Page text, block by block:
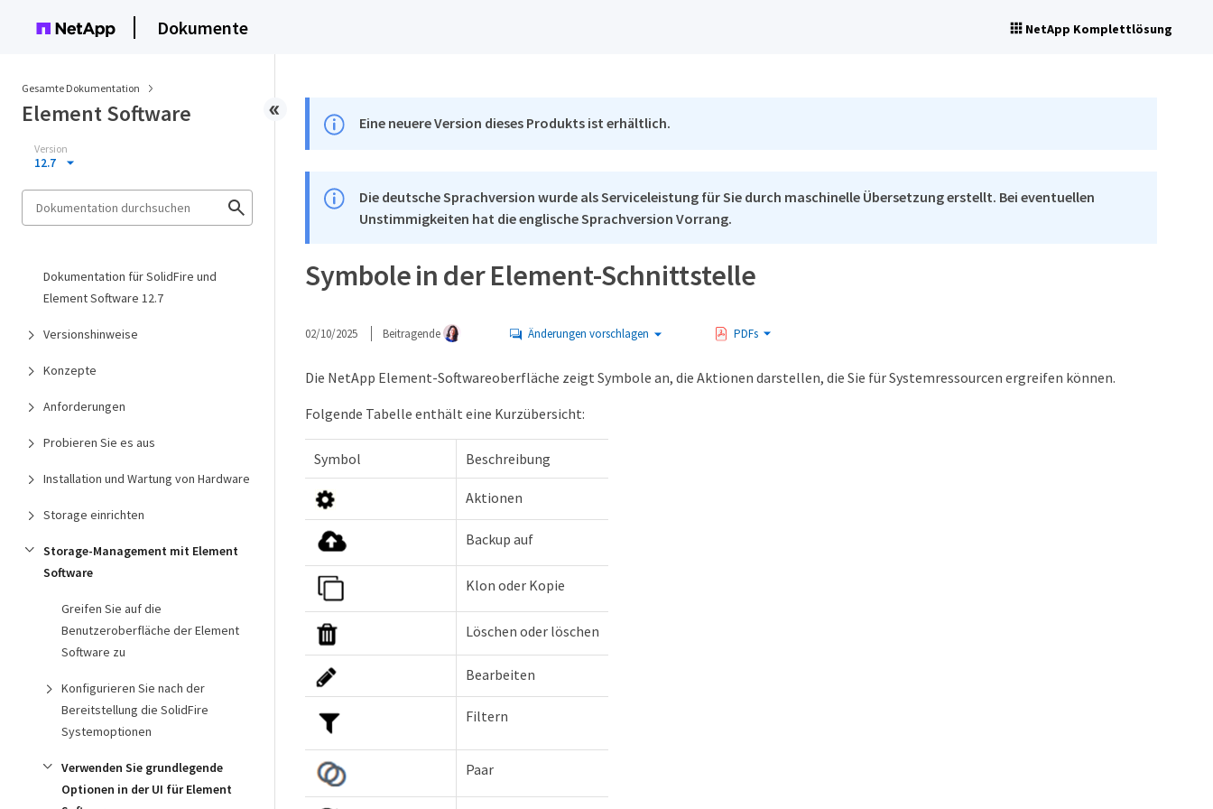
Dokumente NetApp Komplettlösung
Gesamte Dokumentation
Element Software
Version
12.7
Dokumentation für SolidFire und
Element Software 12.7
Versionshinweise
Konzepte
Anforderungen
Probieren Sie es aus
Installation und Wartung von Hardware
Storage einrichten
Storage-Management mit Element
Software
Greifen Sie auf die
Benutzeroberfläche der Element
Software zu
Konfigurieren Sie nach der
Bereitstellung die SolidFire
Systemoptionen
Verwenden Sie grundlegende
Optionen in der UI für Element
Eine neuere Version dieses Produkts ist erhältlich.
Die deutsche Sprachversion wurde als Serviceleistung für Sie durch maschinelle Übersetzung erstellt. Bei eventuellen
Unstimmigkeiten hat die englische Sprachversion Vorrang.
Symbole in der Element-Schnittstelle
02/10/2025 Beitragende Änderungen vorschlagen PDFs
Die NetApp Element-Softwareoberfläche zeigt Symbole an, die Aktionen darstellen, die Sie für Systemressourcen ergreifen können.
Folgende Tabelle enthält eine Kurzübersicht:
Symbol Beschreibung
Aktionen
Backup auf
Klon oder Kopie
Löschen oder löschen
Bearbeiten
Filtern
Paar